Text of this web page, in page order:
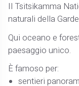
Il Tsitsikamma
naturali della
Qui oceano e
paesaggio unico.
È famoso per:
sentieri